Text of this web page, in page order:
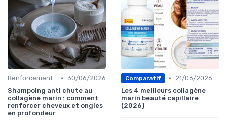
Renforcement des Cheveux et Ongles • 30/06/2026
Shampoing anti chute au
collagène marin : comment
renforcer cheveux et ongles
en profondeur
Comparatif •
21/06/2026
Les 4 meilleurs collagène
marin beauté capillaire
(2026)